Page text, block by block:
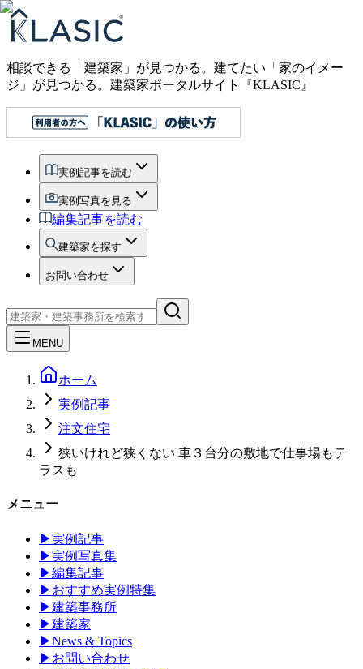
相談できる「建築家」が見つかる。建てたい「家のイメー
ジ」が見つかる。 建築家ポータルサイト『KLASIC』
実例記事を読む
実例写真を見る
編集記事を読む
建築家を探す
お問い合わせ
MENU
ホーム
実例記事
注文住宅
狭いけれど狭くない 車３台分の敷地で仕事場もテ
ラスも
メニュー
▶実例記事
▶実例写真集
▶編集記事
▶ おすすめ実例特集
▶建築事務所
▶建築家
▶News & Topics
▶ お問い合わせ